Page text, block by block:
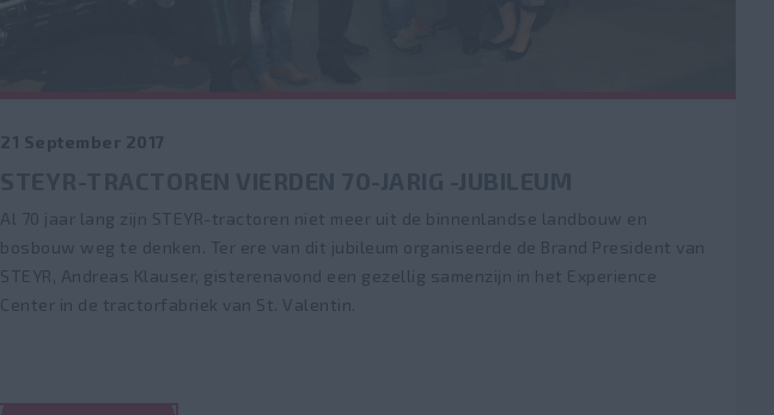
21 September 2017
Al 70 jaar lang zijn STEYR-tractoren niet meer uit de binnenlandse landbouw en
bosbouw weg te denken. Ter ere van dit jubileum organiseerde de Brand President van
STEYR, Andreas Klauser, gisterenavond een gezellig samenzijn in het Experience
Center in de tractorfabriek van St. Valentin.